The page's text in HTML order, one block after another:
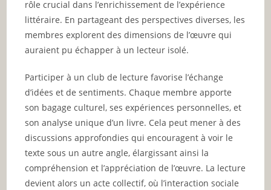
rôle crucial dans l’enrichissement de l’expérience
littéraire. En partageant des perspectives diverses, les
membres explorent des dimensions de l’œuvre qui
auraient pu échapper à un lecteur isolé.
Participer à un club de lecture favorise l’échange
d’idées et de sentiments. Chaque membre apporte
son bagage culturel, ses expériences personnelles, et
son analyse unique d’un livre. Cela peut mener à des
discussions approfondies qui encouragent à voir le
texte sous un autre angle, élargissant ainsi la
compréhension et l’appréciation de l’œuvre. La lecture
devient alors un acte collectif, où l’interaction sociale